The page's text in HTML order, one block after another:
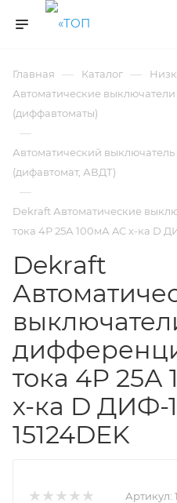
Главная — Каталог —
Автоматические
(диффавтоматы)
—
Автоматический
(дифавтомат, АВДТ)
—
Dekraft Автоматические
тока 4Р 25А 100мА AC х-ка D
Dekraft
тока 4Р 25А
х-ка D ДИФ-
15124DEK
Артикул: